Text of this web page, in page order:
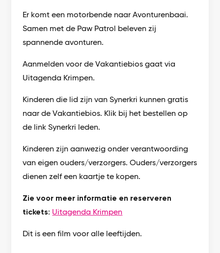
Er komt een motorbende naar Avonturenbaai.
Samen met de Paw Patrol beleven zij
spannende avonturen.
Aanmelden voor de Vakantiebios gaat via
Uitagenda Krimpen.
Kinderen die lid zijn van Synerkri kunnen gratis
naar de Vakantiebios. Klik bij het bestellen op
de link Synerkri leden.
Kinderen zijn aanwezig onder verantwoording
van eigen ouders/verzorgers. Ouders/verzorgers
dienen zelf een kaartje te kopen.
Zie voor meer informatie en reserveren
tickets: Uitagenda Krimpen
Dit is een film voor alle leeftijden.